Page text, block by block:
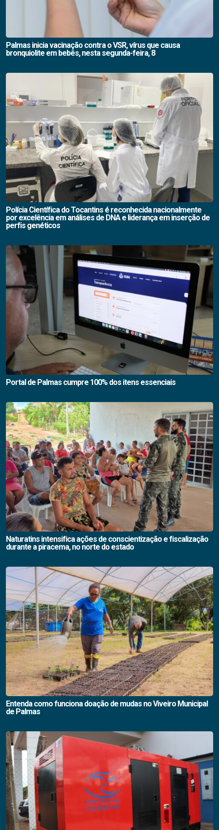
Palmas inicia vacinação contra o VSR, vírus que causa
bronquiolite em bebês, nesta segunda-feira, 8
Polícia Científica do Tocantins é reconhecida nacionalmente
por excelência em análises de DNA e liderança em inserção de
perfis genéticos
Portal de Palmas cumpre 100% dos itens essenciais
Naturatins intensifica ações de conscientização e fiscalização
durante a piracema, no norte do estado
Entenda como funciona doação de mudas no Viveiro Municipal
de Palmas